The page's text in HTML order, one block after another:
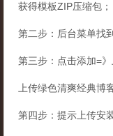
获得模板ZIP压缩包；
第二步：后台菜单找
第三步：点击添加=
上传绿色清爽经典博
第四步：提示上传安